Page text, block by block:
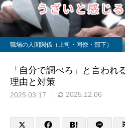
職場の人間関係（上司・同僚・部下）
「自分で調べろ」と言われ
理由と対策
2025.03.17 2025.12.06